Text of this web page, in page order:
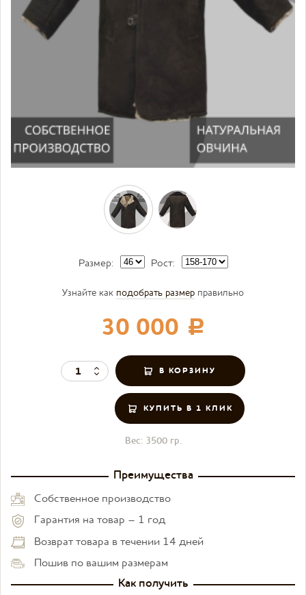
Узнайте как подобрать размер правильно
30 000 c
Размер: Рост:
КУПИТЬ В 1 КЛИК
Вес: 3500 гр.
Преимущества
Собственное производство
Гарантия на товар – 1 год
Возврат товара в течении 14 дней
Пошив по вашим размерам
Как получить